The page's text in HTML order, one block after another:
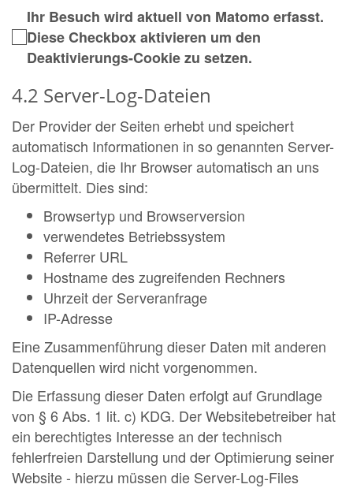
Ihr Besuch wird aktuell von Matomo erfasst.
Diese Checkbox aktivieren um den
Deaktivierungs-Cookie zu setzen.
4.2 Server-Log-Dateien
Der Provider der Seiten erhebt und speichert
automatisch Informationen in so genannten Server-
Log-Dateien, die Ihr Browser automatisch an uns
übermittelt. Dies sind:
Browsertyp und Browserversion
verwendetes Betriebssystem
Referrer URL
Hostname des zugreifenden Rechners
Uhrzeit der Serveranfrage
IP-Adresse
Eine Zusammenführung dieser Daten mit anderen
Datenquellen wird nicht vorgenommen.
Die Erfassung dieser Daten erfolgt auf Grundlage
von § 6 Abs. 1 lit. c) KDG. Der Websitebetreiber hat
ein berechtigtes Interesse an der technisch
fehlerfreien Darstellung und der Optimierung seiner
Website - hierzu müssen die Server-Log-Files